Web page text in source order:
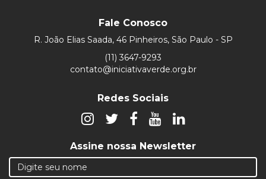
Fale Conosco
R. João Elias Saada, 46 Pinheiros, São Paulo - SP
(11) 3647-9293
contato@iniciativaverde.org.br
Redes Sociais
Assine nossa Newsletter